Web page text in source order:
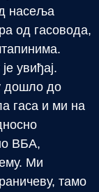
насеља
од гасовода,
увиђај.
дошло до
гаса и ми на
ВБА,
Ми
тамо